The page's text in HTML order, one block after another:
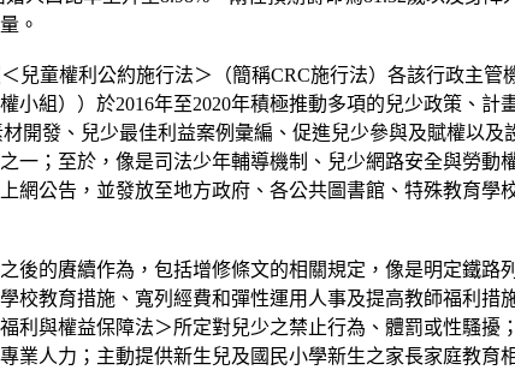
。
童權利公約施行法＞（簡稱CRC施行法）各該行政主管
組））於2016年至2020年積極推動多項的兒少政策、計
開發、兒少最佳利益案例彙編、促進兒少參與及賦權以及
；至於，像是司法少年輔導機制、兒少網路安全與勞動
公告，並發放至地方政府、各公共圖書館、特殊教育學
的賡續作為，包括增修條文的相關規定，像是明定鐵路
教育措施、寬列經費和彈性運用人事及提高教師福利措
與權益保障法＞所定對兒少之禁止行為、體罰或性騷擾
業人力；主動提供新生兒及國民小學新生之家長家庭教育